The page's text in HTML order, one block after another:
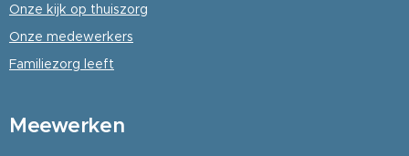
Onze kijk op thuiszorg
Onze medewerkers
Familiezorg leeft
Meewerken